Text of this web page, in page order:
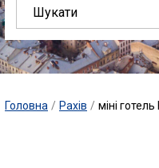
Головна / Рахів / міні